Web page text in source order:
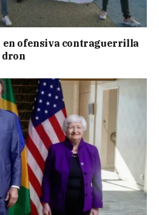
en ofensiva contraguerrilla
dron